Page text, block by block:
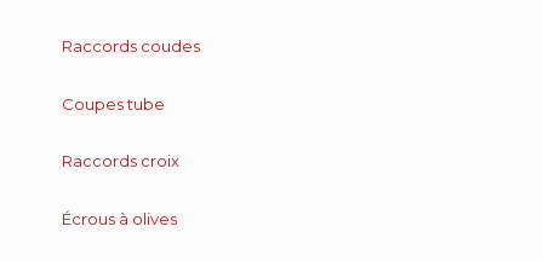
Raccords coudes
Coupes tube
Raccords croix
Écrous à olives